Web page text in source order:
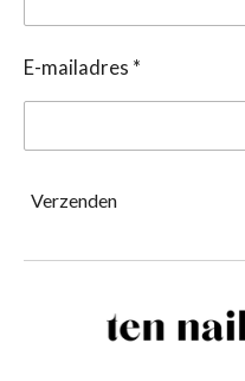
E-mailadres *
Verzenden